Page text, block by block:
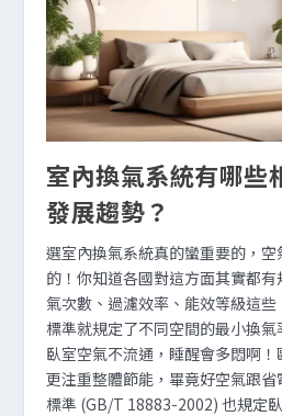
室內換氣系統有哪些
發展趨勢？
選室內換氣系統真的蠻重要的，
的！你知道各國對這方面其實都
氣次數、過濾效率、能效等級這些
標準就規定了不同空間的最小換
臥室空氣不流通，睡醒會多悶啊
更注重整體節能，畢竟好空氣跟
標準 (GB/T 18883-2002) 也規定